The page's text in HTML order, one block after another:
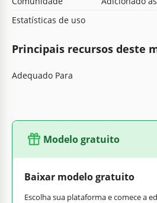
Estatísticas de uso
Principais recursos deste
Adequado Para
Modelo gratuito
Baixar modelo gratuito
Escolha sua plataforma e comece a